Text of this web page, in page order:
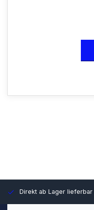
Direkt ab Lager lieferbar